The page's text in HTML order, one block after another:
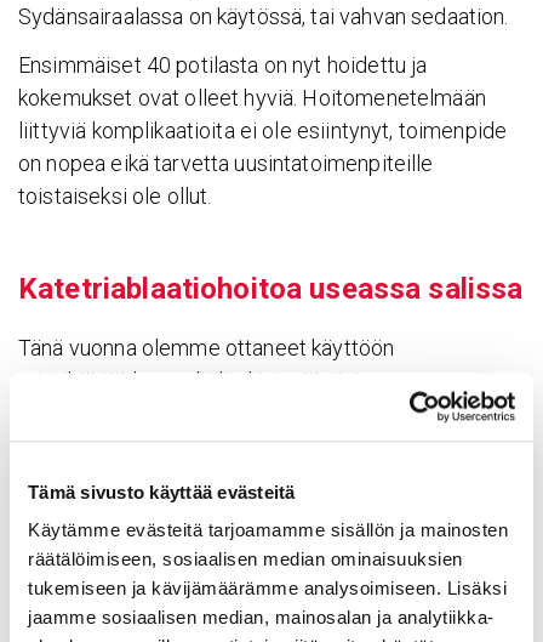
Tämä sivusto käyttää evästeitä
Käytämme evästeitä tarjoamamme sisällön ja mainosten
räätälöimiseen, sosiaalisen median ominaisuuksien
tukemiseen ja kävijämäärämme analysoimiseen. Lisäksi
jaamme sosiaalisen median, mainosalan ja analytiikka-
Sydänsairaalassa on käytössä, tai vahvan sedaation.
Ensimmäiset 40 potilasta on nyt hoidettu ja
kokemukset ovat olleet hyviä. Hoitomenetelmään
liittyviä komplikaatioita ei ole esiintynyt, toimenpide
on nopea eikä tarvetta uusintatoimenpiteille
toistaiseksi ole ollut.
Katet­riablaa­tio­hoitoa useassa salissa
Tänä vuonna olemme ottaneet käyttöön
rytmihäiriöiden mobiilirekisteröinti- ja
ablaatiolaitteen, mikä mahdollistaa rytmihäiriöiden
katetriablaatiohoidon missä tahansa Tays
Laitteisto on osoittautunut hyväksi erityisesti
tilanteissa, joissa potilaan eteisvärinän kammiovaste
on epätaloudellisen nopea eikä reagoi lääkehoitoon